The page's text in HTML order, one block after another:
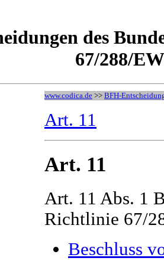
des
67/288/
www.codica.de >> BFH-
Art. 11
Art. 11
Art. 11 Abs. 1
Richtlinie 67/
Beschluss